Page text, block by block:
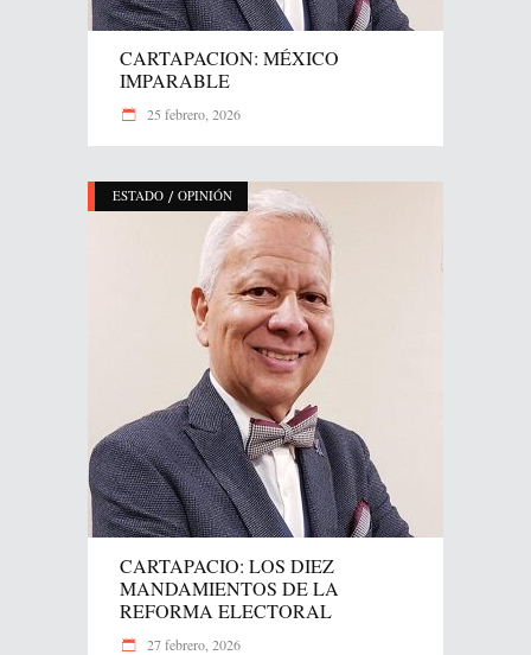
CARTAPACION: MÉXICO
IMPARABLE
25 febrero, 2026
ESTADO / OPINIÓN
CARTAPACIO: LOS DIEZ
MANDAMIENTOS DE LA
REFORMA ELECTORAL
27 febrero, 2026